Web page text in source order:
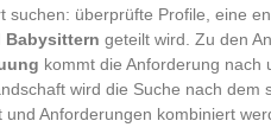
suchen: überprüfte Profile, eine
Babysittern geteilt wird. Zu den
kommt die Anforderung nach
wird die Suche nach dem
und Anforderungen kombiniert